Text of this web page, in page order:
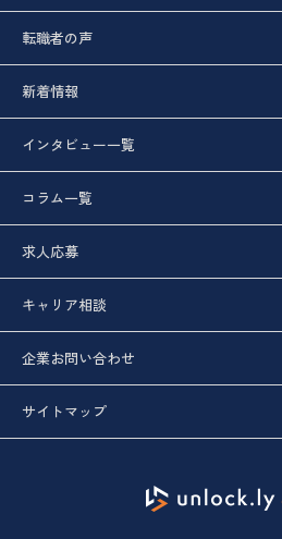
転職者の声
新着情報
インタビュー一覧
コラム一覧
求人応募
キャリア相談
企業お問い合わせ
サイトマップ